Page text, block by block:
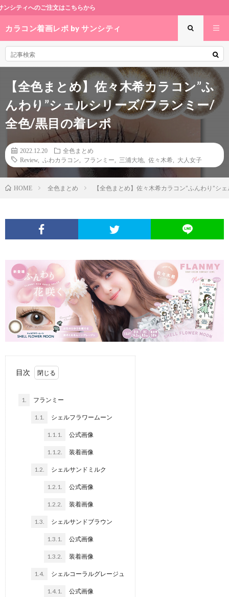
ちらから
カラコン着画レポ by サンシティ
【全色まとめ】佐々木希カラコン”ふ
んわり”シェルシリーズ/フランミー/
全色/黒目の着レポ
2022.12.20
全色まとめ
Review, ふわカラコン フランミー 三浦大地 佐々木希 大人女子
HOME 全色まとめ 【全色まとめ】佐々木希カラコン”ふんわり”シ
目次
1. フランミー
1.1. シェルフラワームーン
1.1.1. 公式画像
1.1.2. 装着画像
1.2. シェルサンドミルク
1.2.1. 公式画像
1.2.2. 装着画像
1.3. シェルサンドブラウン
1.3.1. 公式画像
1.3.2. 装着画像
1.4. シェルコーラルグレージュ
1.4.1. 公式画像